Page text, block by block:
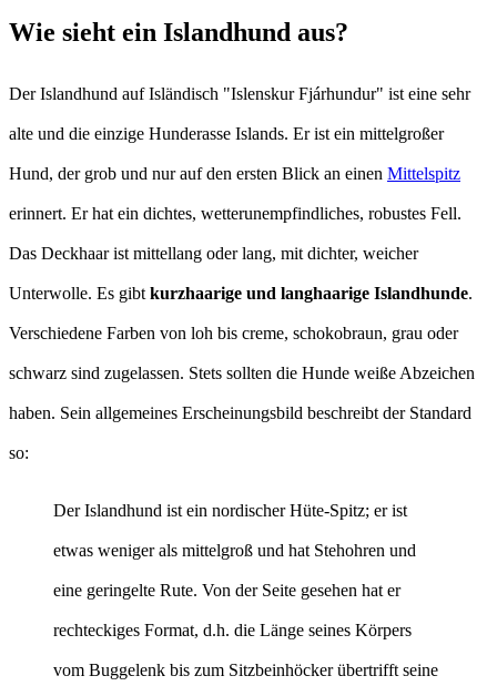
Wie sieht ein Islandhund aus?
Der Islandhund auf Isländisch "Islenskur Fjárhundur" ist eine sehr
alte und die einzige Hunderasse Islands. Er ist ein mittelgroßer
Hund, der grob und nur auf den ersten Blick an einen Mittelspitz
erinnert. Er hat ein dichtes, wetterunempfindliches, robustes Fell.
Das Deckhaar ist mittellang oder lang, mit dichter, weicher
Unterwolle. Es gibtkurzhaarige und langhaarige Islandhunde.
Verschiedene Farben von loh bis creme, schokobraun, grau oder
schwarz sind zugelassen. Stets sollten die Hunde weiße Abzeichen
haben. Sein allgemeines Erscheinungsbild beschreibt der Standard
so:
Der Islandhund ist ein nordischer Hüte-Spitz; er ist
etwas weniger als mittelgroß und hat Stehohren und
eine geringelte Rute. Von der Seite gesehen hat er
rechteckiges Format, d.h. die Länge seines Körpers
vom Buggelenk bis zum Sitzbeinhöcker übertrifft seine